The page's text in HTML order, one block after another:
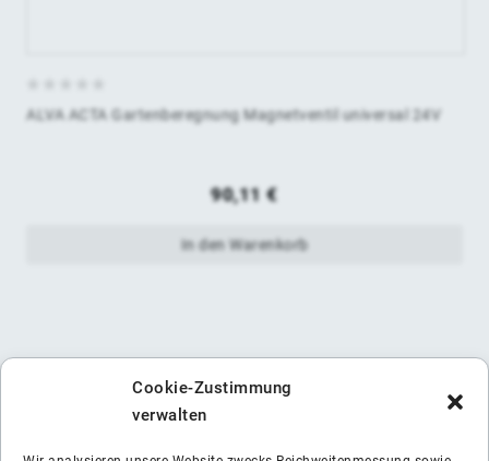
Cookie-Zustimmung
verwalten
ALVA ACTA Gartenberegnung Magnetventil universal 24V
90,11€
In den Warenkorb